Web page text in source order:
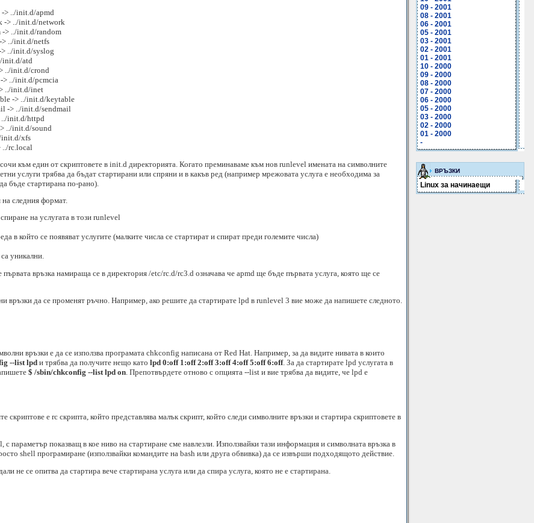
> ../init.d/apmd
-> ../init.d/network
-> ../init.d/random
> ../init.d/netfs
../init.d/syslog
init.d/atd
../init.d/crond
> ../init.d/pcmcia
../init.d/inet
-> ../init.d/keytable
-> ../init.d/sendmail
../init.d/httpd
../init.d/sound
init.d/xfs
../rc.local
към един от скриптовете в init.d директорията. Когато преминаваме към нов runlevel имената на символните
услуги трябва да бъдат стартирани или спряни и в какъв ред (например мрежовата услуга е необходима за
бъде стартирана по-рано).
следния формат.
на услугата в този runlevel
в който се появяват услугите (малките числа се стартират и спират преди големите числа)
уникални.
връзка намираща се в директория /etc/rc.d/rc3.d означава че apmd ще бъде първата услуга, която ще се
връзки да се променят ръчно. Например, ако решите да стартирате lpd в runlevel 3 вие може да напишете следното.
връзки е да се използва програмата chkconfig написана от Red Hat. Например, за да видите нивата в които
--list lpd и трябва да получите нещо като lpd 0:off 1:off 2:off 3:off 4:off 5:off 6:off. За да стартирате lpd услугата в
$ /sbin/chkconfig --list lpd on . Препотвърдете отново с опцията --list и вие трябва да видите, че lpd е
скриптове е rc скрипта, който представлява малък скрипт, който следи символните връзки и стартира скриптовете в
параметър показващ в кое ниво на стартиране сме навлезли. Използвайки тази информация и символната връзка в
shell програмиране (използвайки командите на bash или друга обвивка) да се извърши подходящото действие.
не се опитва да стартира вече стартирана услуга или да спира услуга, която не е стартирана.
09 - 2001
08 - 2001
06 - 2001
05 - 2001
03 - 2001
02 - 2001
01 - 2001
10 - 2000
09 - 2000
08 - 2000
07 - 2000
06 - 2000
05 - 2000
03 - 2000
02 - 2000
01 - 2000
-
ВРЪЗКИ
Linux за начинаещи